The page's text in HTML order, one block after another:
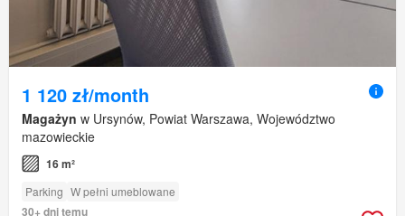
1 120 zł/month
Magażyn w Ursynów, Powiat Warszawa, Województwo
mazowieckie
16 m²
Parking W pełni umeblowane
30+ dni temu